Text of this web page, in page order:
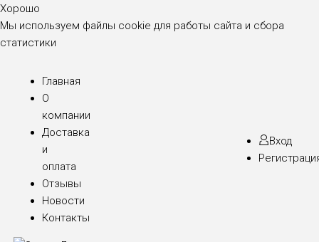
Хорошо
Мы используем файлы cookie для работы сайта и сбора
статистики
Главная
О
компании
Доставка
и
оплата
Отзывы
Новости
Контакты
Вход